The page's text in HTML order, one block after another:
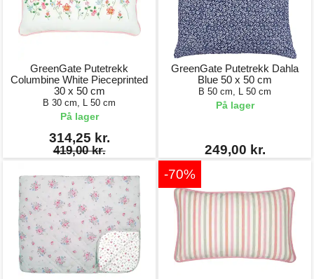
GreenGate Putetrekk
Columbine White Pieceprinted
30 x 50 cm
B 30 cm, L 50 cm
På lager
314,25 kr.
419,00 kr.
GreenGate Putetrekk Dahla
Blue 50 x 50 cm
B 50 cm, L 50 cm
På lager
249,00 kr.
-70%